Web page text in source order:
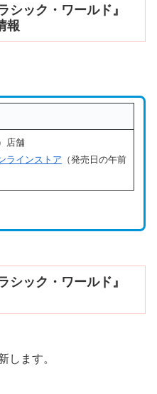
シック・ワールド』
報
店舗
ラインストア （発売日の午前
シック・ワールド』
します。